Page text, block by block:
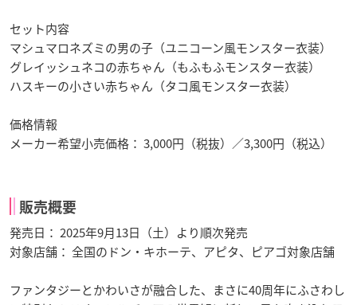
セット内容
マシュマロネズミの男の子（ユニコーン風モンスター衣装）
グレイッシュネコの赤ちゃん（もふもふモンスター衣装）
ハスキーの小さい赤ちゃん（タコ風モンスター衣装）
価格情報
メーカー希望小売価格： 3,000円（税抜）／3,300円（税込）
販売概要
発売日： 2025年9月13日（土）より順次発売
対象店舗： 全国のドン・キホーテ、アピタ、ピアゴ対象店舗
ファンタジーとかわいさが融合した、まさに40周年にふさわし